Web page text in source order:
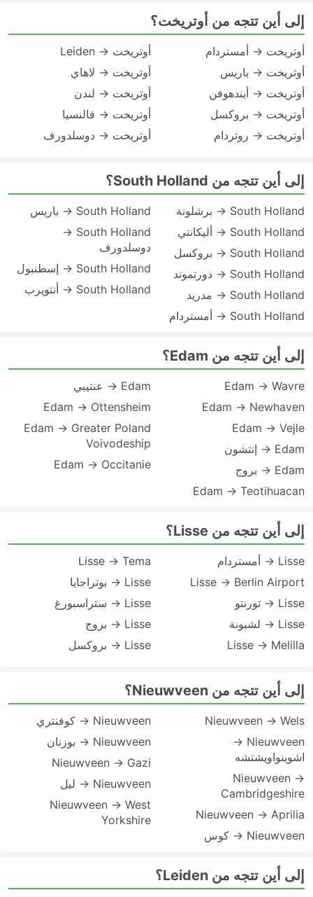
إلى أين تتجه من أوتريخت؟
أوتريخت → أمستردام
أوتريخت → باريس
أوتريخت → أيندهوفن
أوتريخت → بروكسل
أوتريخت → روتردام
أوتريخت → Leiden
أوتريخت → لاهاي
أوتريخت → لندن
أوتريخت → فالنسيا
أوتريخت → دوسلدورف
إلى أين تتجه من South Holland؟
South Holland → برشلونة
South Holland → أليكانتي
South Holland → بروكسل
South Holland → دورتموند
South Holland → مدريد
South Holland → أمستردام
South Holland → باريس
South Holland →
دوسلدورف
South Holland → إسطنبول
South Holland → أنتويرب
إلى أين تتجه من Edam؟
Edam → Wavre
Edam → Newhaven
Edam → Vejle
Edam → إنتشون
Edam → بروج
Edam → Teotihuacan
Edam → عنتيبي
Edam → Ottensheim
Edam → Greater Poland
Voivodeship
Edam → Occitanie
إلى أين تتجه من Lisse؟
Lisse → أمستردام
Lisse → Berlin Airport
Lisse → تورنتو
Lisse → لشبونة
Lisse → Melilla
Lisse → Tema
Lisse → بوتراجايا
Lisse → ستراسبورغ
Lisse → بروج
Lisse → بروكسل
إلى أين تتجه من Nieuwveen؟
Nieuwveen → Wels
Nieuwveen →
اشوينواويشتشه
Nieuwveen →
Cambridgeshire
Nieuwveen → Aprilia
Nieuwveen → كوس
Nieuwveen → كوفنتري
Nieuwveen → بوزنان
Nieuwveen → Gazi
Nieuwveen → ليل
Nieuwveen → West
Yorkshire
إلى أين تتجه من Leiden؟